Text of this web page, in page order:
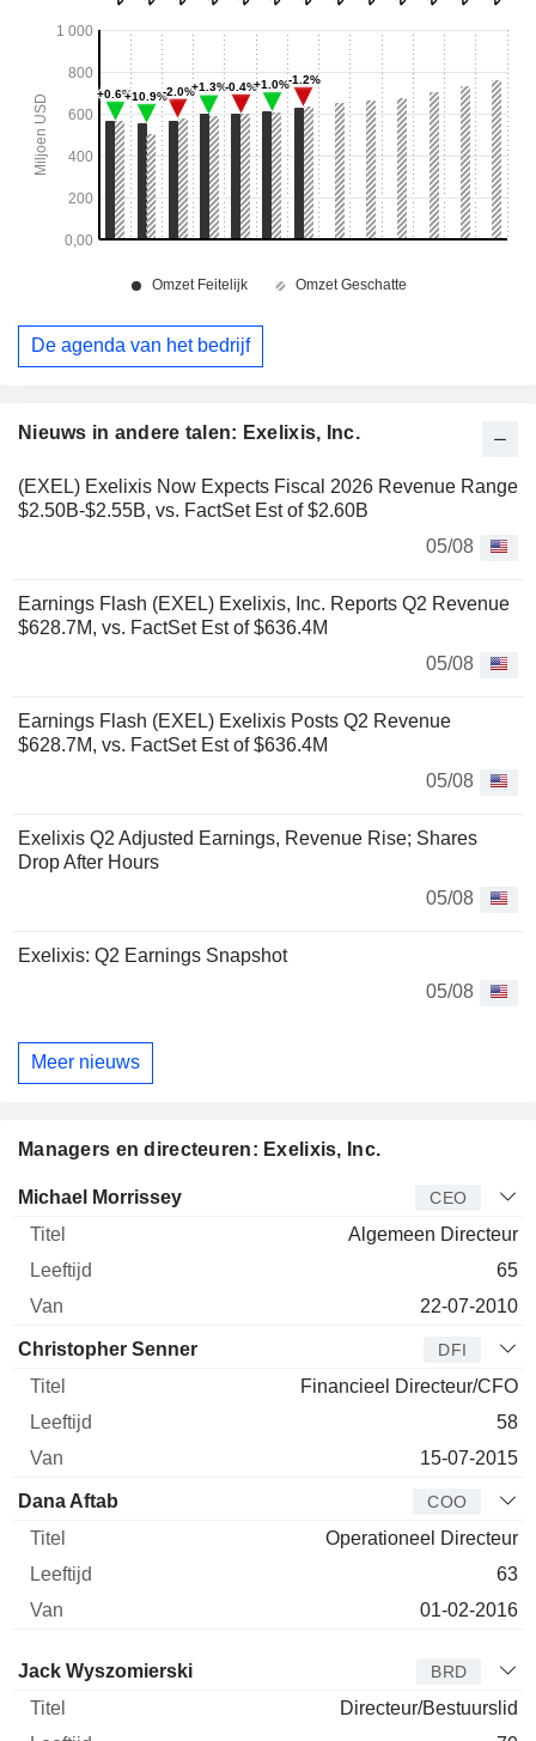
Nieuws in andere talen: Exelixis, Inc.
(EXEL) Exelixis Now Expects Fiscal 2026 Revenue Range
$2.50B-$2.55B, vs. FactSet Est of $2.60B
05/08
Earnings Flash (EXEL) Exelixis, Inc. Reports Q2 Revenue
$628.7M, vs. FactSet Est of $636.4M
05/08
Earnings Flash (EXEL) Exelixis Posts Q2 Revenue
$628.7M, vs. FactSet Est of $636.4M
05/08
Exelixis Q2 Adjusted Earnings, Revenue Rise; Shares
Drop After Hours
05/08
Exelixis: Q2 Earnings Snapshot
05/08
Meer nieuws
Managers en directeuren: Exelixis, Inc.
Bedrijfsleider Titel
Michael Morrissey CEO
Algemeen Directeur
65
22-07-2010
Christopher Senner DFI
Financieel Directeur/CFO
58
15-07-2015
Dana Aftab COO
Operationeel Directeur
63
01-02-2016
Bestuurder Titel Leeftijd
Jack Wyszomierski BRD
Directeur/Bestuurslid
De agenda van het bedrijf